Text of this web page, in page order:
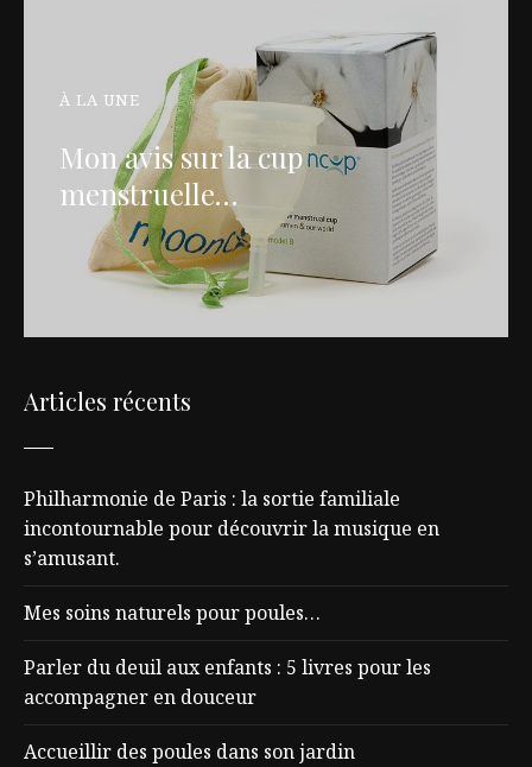
À LA UNE
Mon avis sur la cup
menstruelle…
Articles récents
Philharmonie de Paris : la sortie familiale
incontournable pour découvrir la musique en
s’amusant.
Mes soins naturels pour poules…
Parler du deuil aux enfants : 5 livres pour les
accompagner en douceur
Accueillir des poules dans son jardin